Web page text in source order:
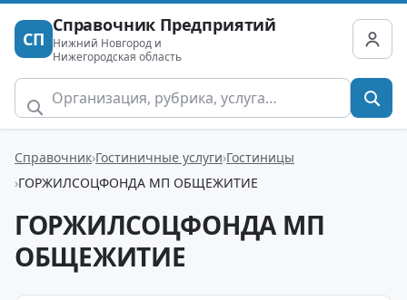
СП
Справочник Предприятий
Нижний Новгород и
Нижегородская область
Справочник Гостиничные услуги Гостиницы
ГОРЖИЛСОЦФОНДА МП ОБЩЕЖИТИЕ
ГОРЖИЛСОЦФОНДА МП
ОБЩЕЖИТИЕ